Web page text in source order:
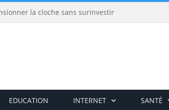
la cloche sans surinvestir
EDUCATION INTERNET SANTÉ